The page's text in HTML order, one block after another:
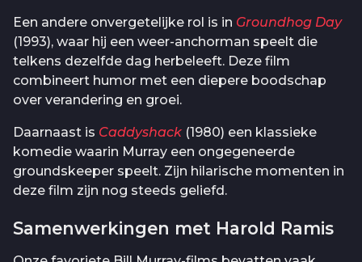
Een andere onvergetelijke rol is in Groundhog Day
(1993), waar hij een weer-anchorman speelt die
telkens dezelfde dag herbeleeft. Deze film
combineert humor met een diepere boodschap
over verandering en groei.
Daarnaast is Caddyshack (1980) een klassieke
komedie waarin Murray een ongegeneerde
groundskeeper speelt. Zijn hilarische momenten in
deze film zijn nog steeds geliefd.
Samenwerkingen met Harold Ramis